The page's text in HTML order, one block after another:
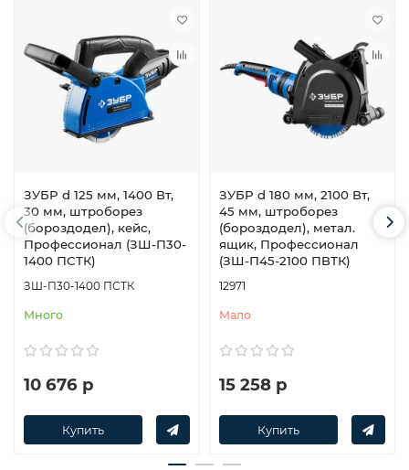
ЗУБР d 125 мм, 1400 Вт,
30 мм, штроборез
(бороздодел), кейс,
Профессионал (ЗШ-П30-
1400 ПСТК)
ЗШ-П30-1400 ПСТК
Много
10 676 р
Купить
ЗУБР d 180 мм, 2100 Вт,
45 мм, штроборез
(бороздодел), метал.
ящик, Профессионал
(ЗШ-П45-2100 ПВТК)
12971
Мало
15 258 р
Купить